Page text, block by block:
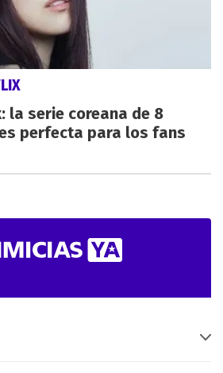
la serie coreana de 8
perfecta para los fans